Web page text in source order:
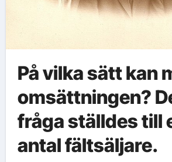
På vilka sätt kan
omsättningen?
fråga ställdes till
antal fältsäljare.